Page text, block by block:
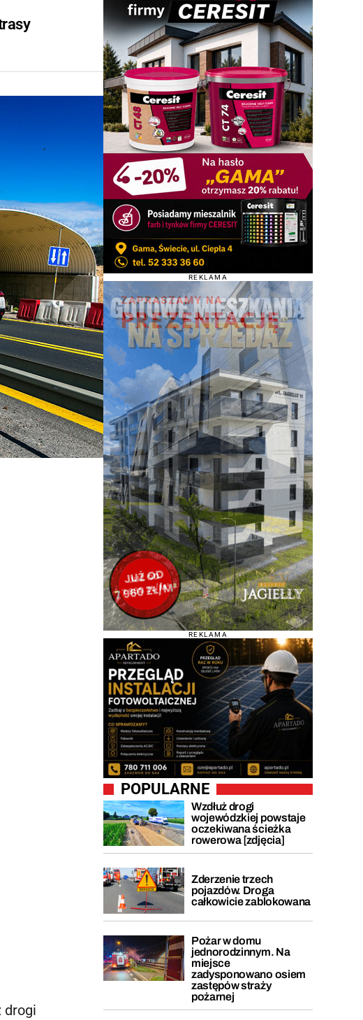
drogi
REKLAMA
REKLAMA
POPULARNE
Wzdłuż drogi
wojewódzkiej powstaje
oczekiwana ścieżka
rowerowa [zdjęcia]
Zderzenie trzech
pojazdów. Droga
całkowicie zablokowana
Pożar w domu
jednorodzinnym. Na
miejsce
zadysponowano osiem
zastępów straży
pożarnej